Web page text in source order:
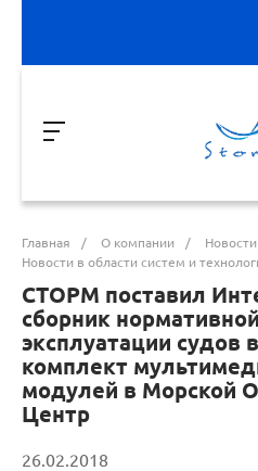
Главная / О компании / Новости
Новости в области систем и
СТОРМ поставил
сборник
эксплуатации судов
комплект
модулей в Морской
Центр
26.02.2018